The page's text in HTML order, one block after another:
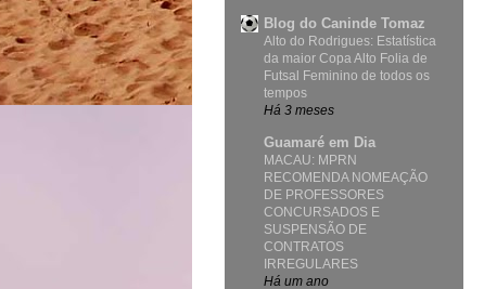
Blog do Caninde Tomaz
Alto do Rodrigues: Estatística
da maior Copa Alto Folia de
Futsal Feminino de todos os
tempos
Há 3 meses
Guamaré em Dia
MACAU: MPRN
RECOMENDA NOMEAÇÃO
DE PROFESSORES
CONCURSADOS E
SUSPENSÃO DE
CONTRATOS
IRREGULARES
Há um ano